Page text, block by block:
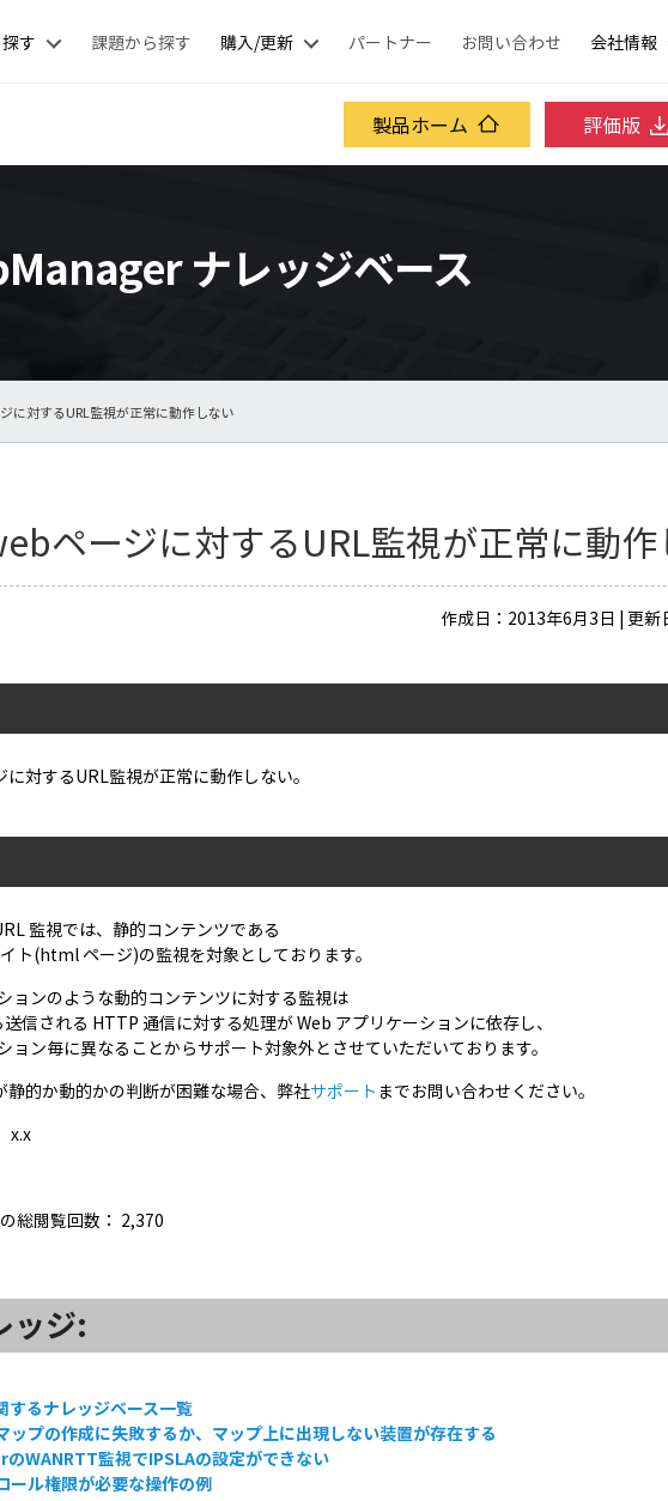
す 課題から探す 購入/更新 パートナー お問い合わせ 会社情報
製品ホーム 評価版
ナレッジベース
に対するURL監視が正常に動作しない
ページに対するURL監視が正常に動作
作成日：2013年6月3日 | 更
対するURL監視が正常に動作しない。
監視では、静的コンテンツである
ト(html ページ)の監視を対象としております。
ョンのような動的コンテンツに対する監視は
信される HTTP 通信に対する処理が Web アプリケーションに依存し、
ョン毎に異なることからサポート対象外とさせていただいております。
的か動的かの判断が困難な場合、弊社サポート までお問い合わせください。
x.x
総閲覧回数： 2,370
ッジ:
するナレッジベース一覧
ップの作成に失敗するか、マップ上に出現しない装置が存在する
WANRTT監視でIPSLAの設定ができない
ール権限が必要な操作の例